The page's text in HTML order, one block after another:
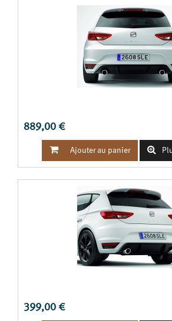
889,00 €
 Ajouter au panier 
399,00 €